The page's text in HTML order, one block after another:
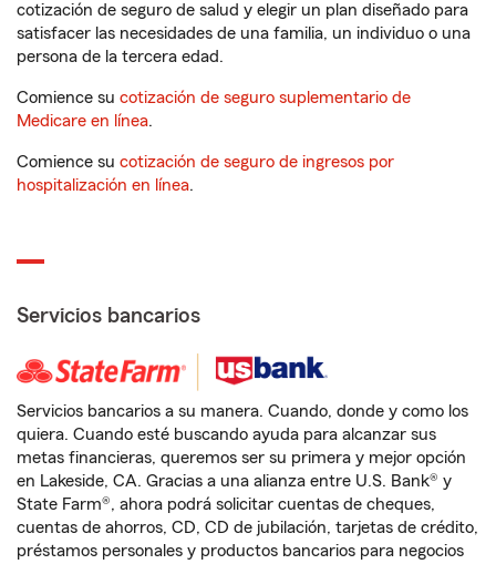
cotización de seguro de salud y elegir un plan diseñado para
satisfacer las necesidades de una familia, un individuo o una
persona de la tercera edad.
Comience su cotización de seguro suplementario de
Medicare en línea.
Comience su cotización de seguro de ingresos por
hospitalización en línea.
Servicios bancarios
Servicios bancarios a su manera. Cuando, donde y como los
quiera. Cuando esté buscando ayuda para alcanzar sus
metas financieras, queremos ser su primera y mejor opción
en Lakeside, CA. Gracias a una alianza entre U.S. Bank® y
State Farm®, ahora podrá solicitar cuentas de cheques,
cuentas de ahorros, CD, CD de jubilación, tarjetas de crédito,
préstamos personales y productos bancarios para negocios